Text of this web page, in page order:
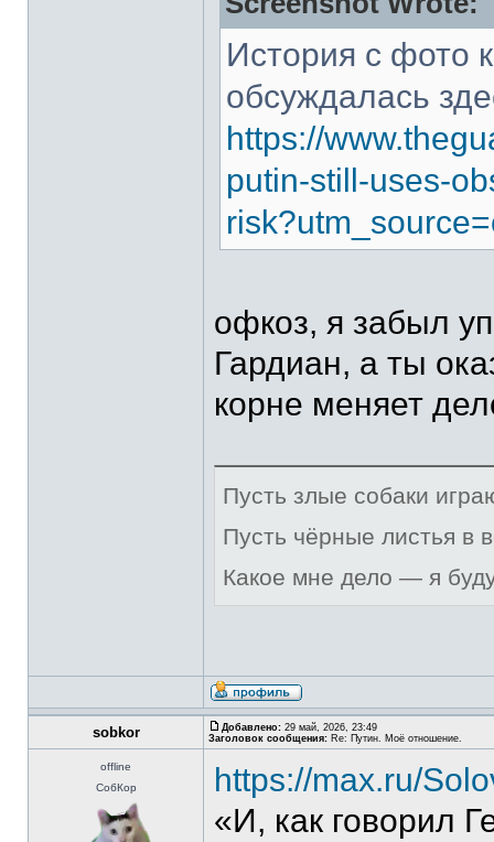
История с фото
обсуждалась
https://
putin-still-uses-
офкоз, я забыл
Гардиан, а ты
корне меняет
Пусть злые собаки
Пусть чёрные листья в
Какое мне дело — я
sobkor Добавлено: 29 май, 2026, 23:49
Заголовок сообщения: Re: Путин. Моё отношение.
offline
СобКор
https://max.ru/
«И, как говорил